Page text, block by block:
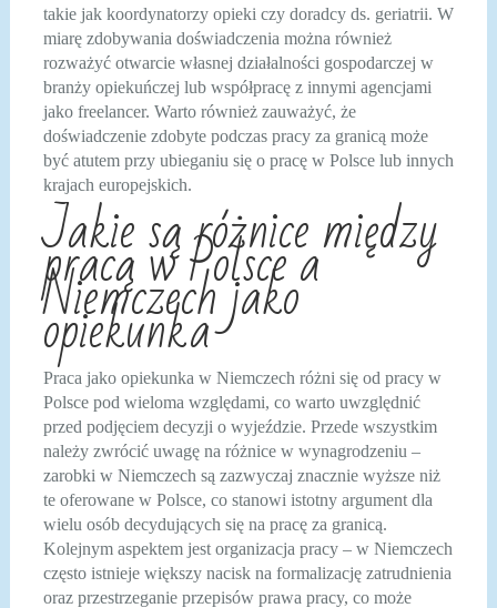
takie jak koordynatorzy opieki czy doradcy ds. geriatrii. W
miarę zdobywania doświadczenia można również
rozważyć otwarcie własnej działalności gospodarczej w
branży opiekuńczej lub współpracę z innymi agencjami
jako freelancer. Warto również zauważyć, że
doświadczenie zdobyte podczas pracy za granicą może
być atutem przy ubieganiu się o pracę w Polsce lub innych
krajach europejskich.
Jakie są różnice między
pracą w Polsce a
Niemczech jako
opiekunka
Praca jako opiekunka w Niemczech różni się od pracy w
Polsce pod wieloma względami, co warto uwzględnić
przed podjęciem decyzji o wyjeździe. Przede wszystkim
należy zwrócić uwagę na różnice w wynagrodzeniu –
zarobki w Niemczech są zazwyczaj znacznie wyższe niż
te oferowane w Polsce, co stanowi istotny argument dla
wielu osób decydujących się na pracę za granicą.
Kolejnym aspektem jest organizacja pracy – w Niemczech
często istnieje większy nacisk na formalizację zatrudnienia
oraz przestrzeganie przepisów prawa pracy, co może